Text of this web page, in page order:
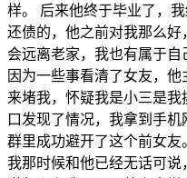
样。 后来他终于毕业了，
还债的，他之前对我那么
会远离老家，我也有属于
因为一些事看清了女友，
来堵我，怀疑我是小三是
口发现了情况，我拿到手
群里成功避开了这个前女友
我那时候和他已经无话可